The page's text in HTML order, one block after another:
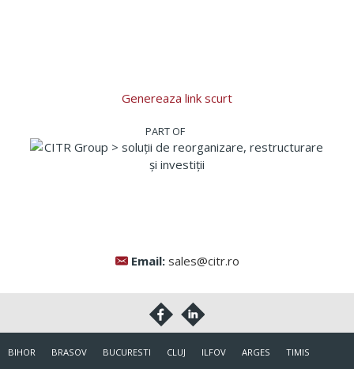
Genereaza link scurt
Email: sales@citr.ro
BIHOR BRASOV BUCURESTI CLUJ ILFOV ARGES TIMIS